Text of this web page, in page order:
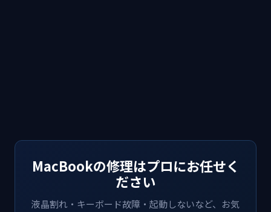
MacBookの修理はプロにお任せく
ださい
液晶割れ・キーボード故障・起動しないなど、お気